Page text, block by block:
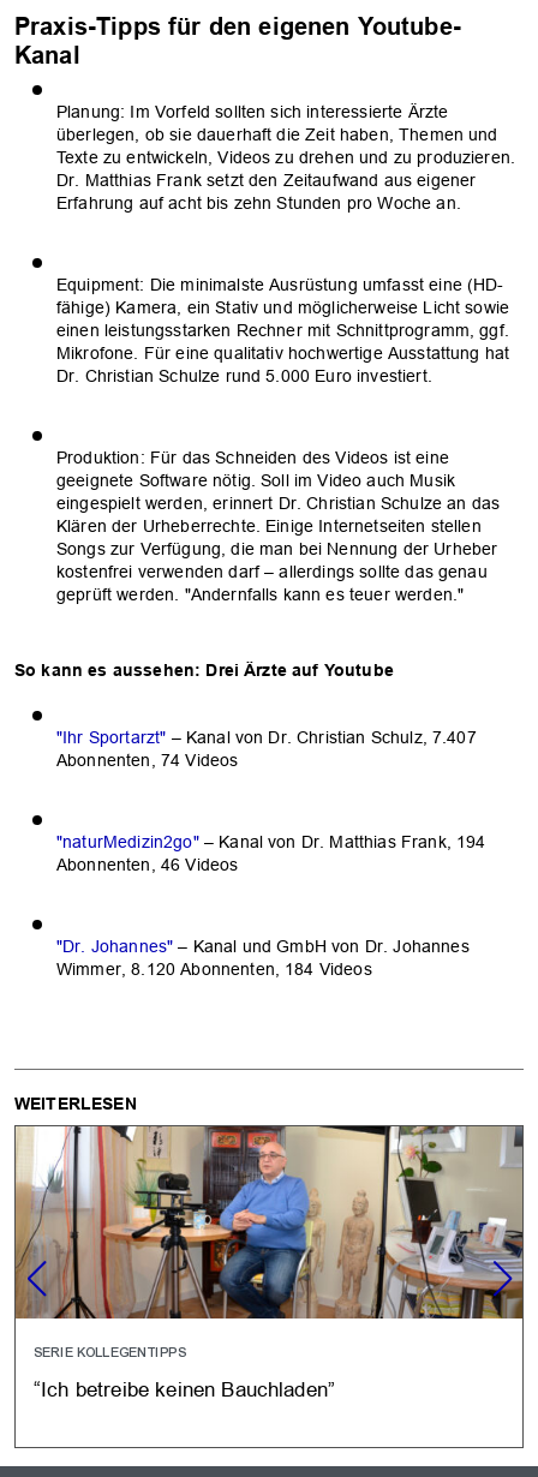
Praxis-Tipps für den eigenen Youtube-
Kanal
Planung: Im Vorfeld sollten sich interessierte Ärzte
überlegen, ob sie dauerhaft die Zeit haben, Themen und
Texte zu entwickeln, Videos zu drehen und zu produzieren.
Dr. Matthias Frank setzt den Zeitaufwand aus eigener
Erfahrung auf acht bis zehn Stunden pro Woche an.
Equipment: Die minimalste Ausrüstung umfasst eine (HD-
fähige) Kamera, ein Stativ und möglicherweise Licht sowie
einen leistungsstarken Rechner mit Schnittprogramm, ggf.
Mikrofone. Für eine qualitativ hochwertige Ausstattung hat
Dr. Christian Schulze rund 5.000 Euro investiert.
Produktion: Für das Schneiden des Videos ist eine
geeignete Software nötig. Soll im Video auch Musik
eingespielt werden, erinnert Dr. Christian Schulze an das
Klären der Urheberrechte. Einige Internetseiten stellen
Songs zur Verfügung, die man bei Nennung der Urheber
kostenfrei verwenden darf – allerdings sollte das genau
geprüft werden. "Andernfalls kann es teuer werden."
So kann es aussehen: Drei Ärzte auf Youtube
"Ihr Sportarzt" – Kanal von Dr. Christian Schulz, 7.407
Abonnenten, 74 Videos
"naturMedizin2go"– Kanal von Dr. Matthias Frank, 194
Abonnenten, 46 Videos
"Dr. Johannes" – Kanal und GmbH von Dr. Johannes
Wimmer, 8.120 Abonnenten, 184 Videos
WEITERLESEN
SERIE KOLLEGENTIPPS
“Ich betreibe keinen Bauchladen”